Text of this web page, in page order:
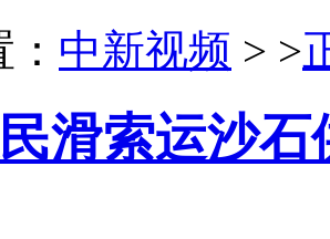
中新视频 > >
滑索运沙